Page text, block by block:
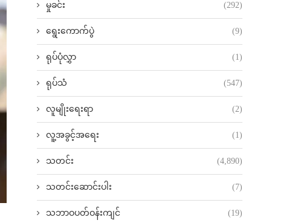
မှုခင်း (292)
ရွေးကောက်ပွဲ (9)
ရုပ်ပုံလွှာ (1)
ရုပ်သံ (547)
လူမျိုးရေးရာ (2)
လူ့အခွင့်အရေး (1)
သတင်း (4,890)
သတင်းဆောင်းပါး (7)
သဘာဝပတ်ဝန်းကျင် (19)